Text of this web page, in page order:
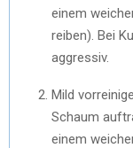
einem
reiben). Bei
aggressiv.
Mild
Schaum
einem